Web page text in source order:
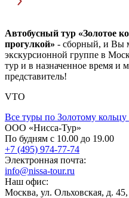
Автобусный тур «Золотое
прогулкой» - сборный, и Вы
экскурсионной группе в
тур и в назначенное время и
представитель!
VTO
Все туры по Золотому кольцу
ООО «Нисса-Тур»
По будням с 10.00 до 19.00
+7 (495) 974-77-74
Электронная почта:
info@nissa-tour.ru
Наш офис:
Москва, ул. Ольховская, д. 45,